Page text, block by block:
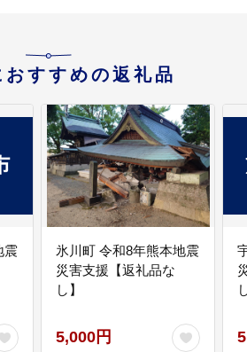
おすすめの返礼品
震
氷川町 令和8年熊本地震
災害支援【返礼品な
し】
5,000円